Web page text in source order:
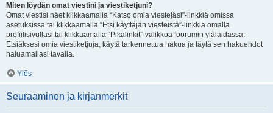
Miten löydän omat viestini ja viestiketjuni?
Omat viestisi näet klikkaamalla “Katso omia viestejäsi”-linkkiä omissa
asetuksissa tai klikkaamalla “Etsi käyttäjän viesteistä”-linkkiä omalla
profiilisivullasi tai klikkaamalla “Pikalinkit”-valikkoa foorumin ylälaidassa.
Etsiäksesi omia viestiketjuja, käytä tarkennettua hakua ja täytä sen hakuehdot
haluamallasi tavalla.
Ylös
Seuraaminen ja kirjanmerkit